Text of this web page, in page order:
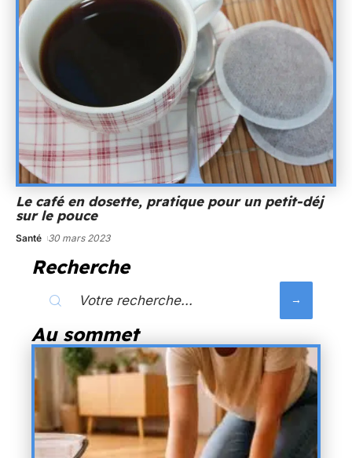
Le café en dosette, pratique pour un petit-déj
sur le pouce
Santé 30 mars 2023
Recherche
Au sommet